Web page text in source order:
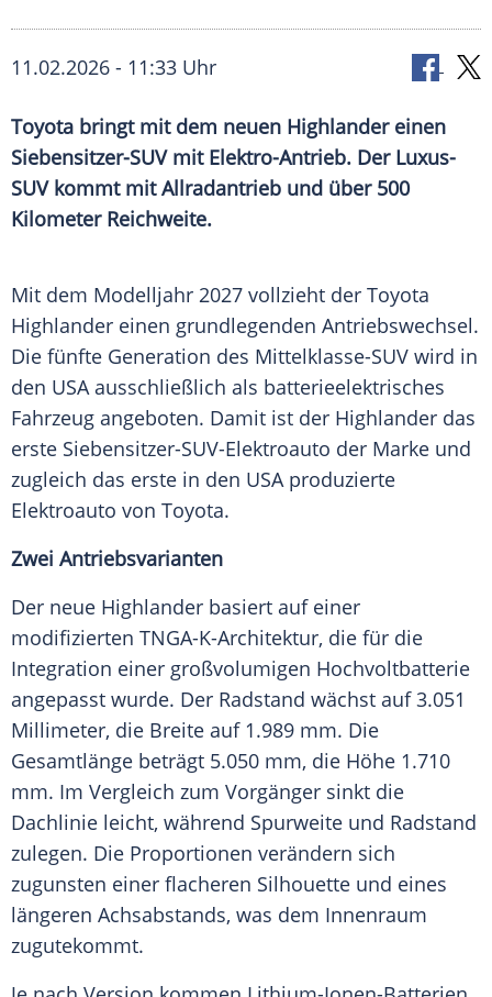
11.02.2026 - 11:33 Uhr
Toyota bringt mit dem neuen Highlander einen
Siebensitzer-SUV mit Elektro-Antrieb. Der Luxus-
SUV kommt mit Allradantrieb und über 500
Kilometer Reichweite.
Mit dem Modelljahr 2027 vollzieht der Toyota
Highlander einen grundlegenden Antriebswechsel.
Die fünfte Generation des Mittelklasse-SUV wird in
den USA ausschließlich als batterieelektrisches
Fahrzeug angeboten. Damit ist der Highlander das
erste Siebensitzer-SUV-Elektroauto der Marke und
zugleich das erste in den USA produzierte
Elektroauto von Toyota.
Zwei Antriebsvarianten
Der neue Highlander basiert auf einer
modifizierten TNGA-K-Architektur, die für die
Integration einer großvolumigen Hochvoltbatterie
angepasst wurde. Der Radstand wächst auf 3.051
Millimeter, die Breite auf 1.989 mm. Die
Gesamtlänge beträgt 5.050 mm, die Höhe 1.710
mm. Im Vergleich zum Vorgänger sinkt die
Dachlinie leicht, während Spurweite und Radstand
zulegen. Die Proportionen verändern sich
zugunsten einer flacheren Silhouette und eines
längeren Achsabstands, was dem Innenraum
zugutekommt.